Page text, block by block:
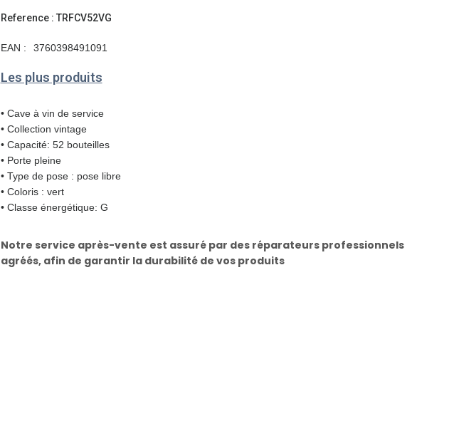
Reference : TRFCV52VG
EAN : 3760398491091
Les plus produits
• Cave à vin de service
• Collection vintage
• Capacité: 52 bouteilles
• Porte pleine
• Type de pose : pose libre
• Coloris : vert
• Classe énergétique: G
Notre service après-vente est assuré par des réparateurs professionnels
agréés, afin de garantir la durabilité de vos produits